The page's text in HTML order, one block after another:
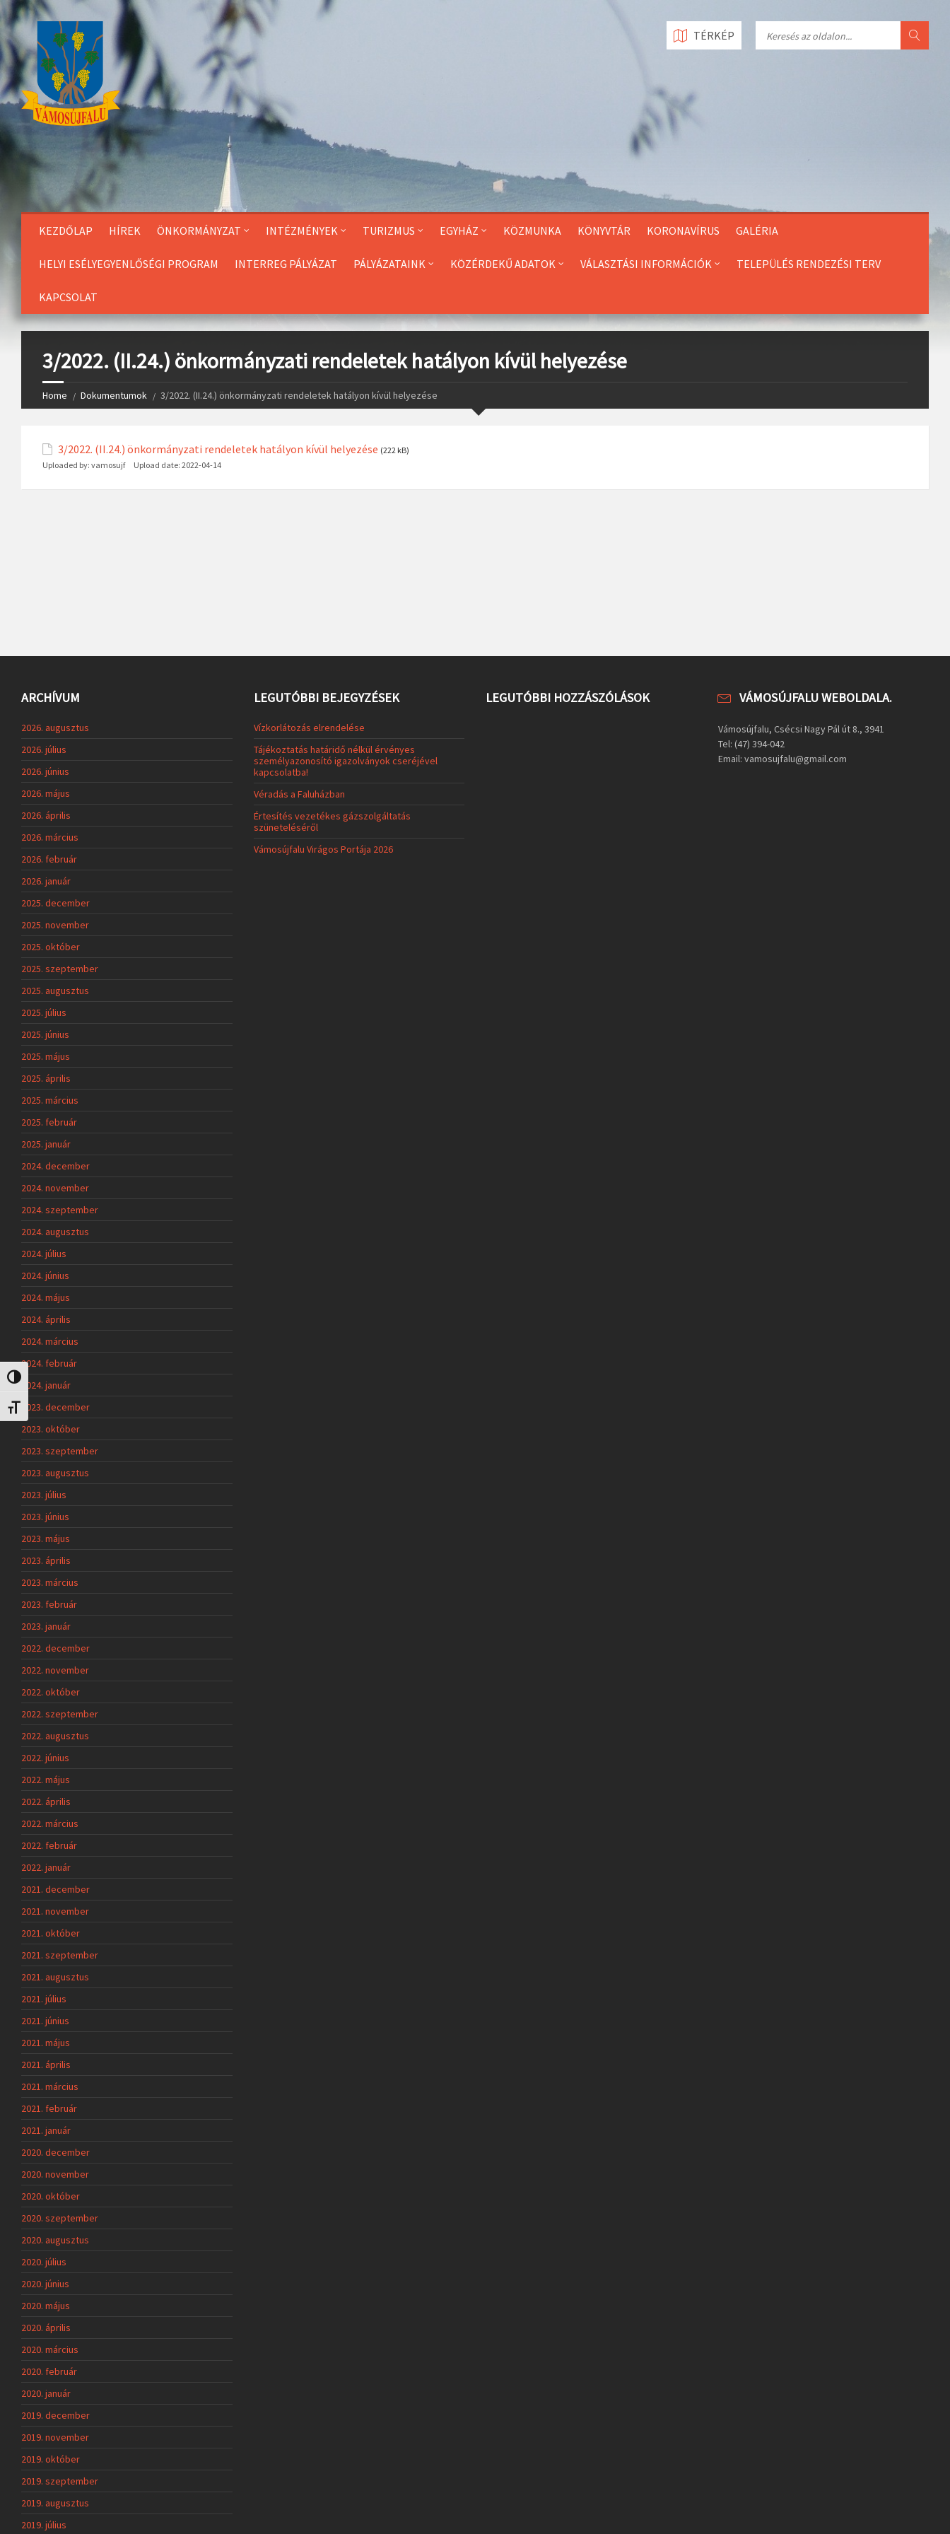
Skip
to
Content
Nagy kontraszt váltása
Betűméret váltása
KEZDŐLAP HÍREK ÖNKORMÁNYZAT INTÉZMÉNYEK TURIZMUS EGYHÁZ KÖZMUNKA KÖNYVTÁR KORONAVÍRUS GALÉRIA
HELYI ESÉLYEGYENLŐSÉGI PROGRAM INTERREG PÁLYÁZAT PÁLYÁZATAINK KÖZÉRDEKŰ ADATOK VÁLASZTÁSI INFORMÁCIÓK TELEPÜLÉS RENDEZÉSI TERV
KAPCSOLAT
TÉRKÉP
3/2022. (II.24.) önkormányzati rendeletek hatályon kívül helyezése
Home Dokumentumok 3/2022. (II.24.) önkormányzati rendeletek hatályon kívül helyezése
3/2022. (II.24.) önkormányzati rendeletek hatályon kívül helyezése (222 kB)
Uploaded by: vamosujf Upload date: 2022-04-14
ARCHÍVUM
2026. augusztus
2026. július
2026. június
2026. május
2026. április
2026. március
2026. február
2026. január
2025. december
2025. november
2025. október
2025. szeptember
2025. augusztus
2025. július
2025. június
2025. május
2025. április
2025. március
2025. február
2025. január
2024. december
2024. november
2024. szeptember
2024. augusztus
2024. július
2024. június
2024. május
2024. április
2024. március
2024. február
2024. január
2023. december
2023. október
2023. szeptember
2023. augusztus
2023. július
2023. június
2023. május
2023. április
2023. március
2023. február
2023. január
2022. december
2022. november
2022. október
2022. szeptember
2022. augusztus
2022. június
2022. május
2022. április
2022. március
2022. február
2022. január
2021. december
2021. november
2021. október
2021. szeptember
2021. augusztus
2021. július
2021. június
2021. május
2021. április
2021. március
2021. február
2021. január
2020. december
2020. november
2020. október
2020. szeptember
2020. augusztus
2020. július
2020. június
2020. május
2020. április
2020. március
2020. február
2020. január
2019. december
2019. november
2019. október
2019. szeptember
2019. augusztus
2019. július
LEGUTÓBBI BEJEGYZÉSEK
Vízkorlátozás elrendelése
Tájékoztatás határidő nélkül érvényes
személyazonosító igazolványok cseréjével
kapcsolatba!
Véradás a Faluházban
Értesítés vezetékes gázszolgáltatás
szüneteléséről
Vámosújfalu Virágos Portája 2026
LEGUTÓBBI HOZZÁSZÓLÁSOK VÁMOSÚJFALU WEBOLDALA.
Vámosújfalu, Csécsi Nagy Pál út 8., 3941
Tel: (47) 394-042
Email: vamosujfalu@gmail.com